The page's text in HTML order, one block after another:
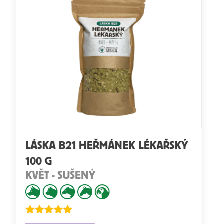
LÁSKA B21 HEŘMÁNEK LÉKAŘSKÝ
100 G
KVĚT - SUŠENÝ
Hodnocení